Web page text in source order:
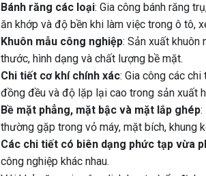
Bánh răng các loại: Gia công bánh răng
ăn khớp và độ bền khi làm việc trong ô tô,
Khuôn mẫu công nghiệp: Sản xuất khuôn
thước, hình dạng và chất lượng bề mặt.
Chi tiết cơ khí chính xác: Gia công các
đồng đều và độ lặp lại cao trong sản xuất
Bề mặt phẳng, mặt bậc và mặt lắp ghép:
thường gặp trong vỏ máy, mặt bích, khung
Các chi tiết có biên dạng phức tạp vừa
công nghiệp khác nhau.